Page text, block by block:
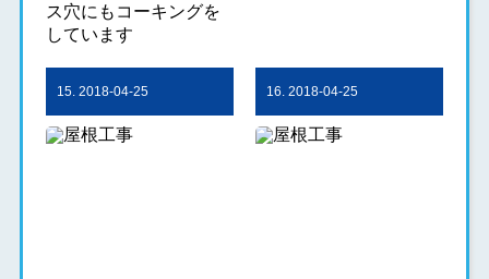
ス穴にもコーキングを
しています
15. 2018-04-25 16. 2018-04-25